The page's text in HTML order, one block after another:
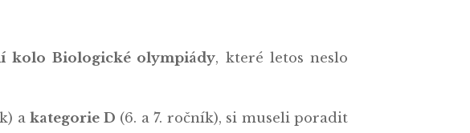
kolo Biologické olympiády, které letos neslo
a kategorie D (6. a 7. ročník), si museli poradit